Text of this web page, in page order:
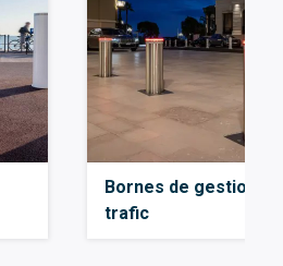
Bornes de gestion du
trafic